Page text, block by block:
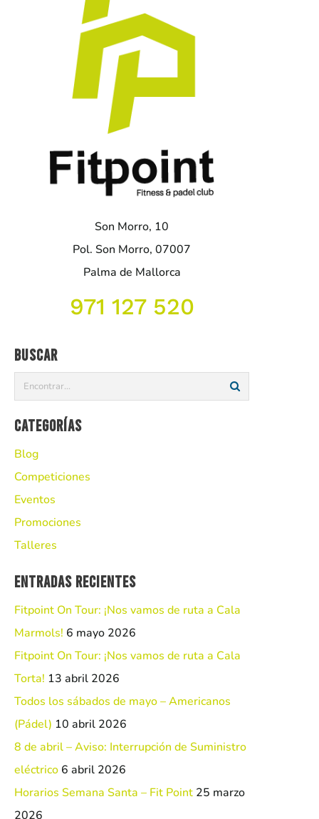
Son Morro, 10
Pol. Son Morro, 07007
Palma de Mallorca
971 127 520
Buscar
Categorías
Blog
Competiciones
Eventos
Promociones
Talleres
Entradas recientes
Fitpoint On Tour: ¡Nos vamos de ruta a Cala
Marmols! 6 mayo 2026
Fitpoint On Tour: ¡Nos vamos de ruta a Cala
Torta! 13 abril 2026
Todos los sábados de mayo – Americanos
(Pádel) 10 abril 2026
8 de abril – Aviso: Interrupción de Suministro
eléctrico 6 abril 2026
Horarios Semana Santa – Fit Point 25 marzo
2026